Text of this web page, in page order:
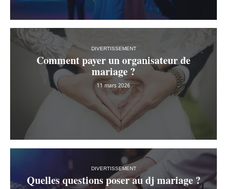
DIVERTISSEMENT
Comment payer un organisateur de
mariage ?
11 mars 2026
DIVERTISSEMENT
Quelles questions poser au dj mariage ?